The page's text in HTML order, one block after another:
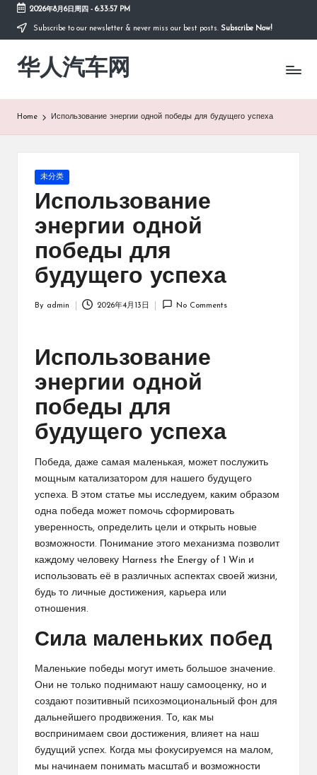
Skip
content
2026年8月6日周四 - 6:33:57 PM
Subscribe to our newsletter & never miss our best posts. Subscribe Now!
华人汽车网
Home Использование энергии одной победы для будущего успеха
Posted
未分类
Использование
энергии одной
победы для
будущего успеха
By admin 2026年4月13日 No Comments
Использование
энергии одной
победы для
будущего успеха
Победа, даже самая маленькая, может послужить
мощным катализатором для нашего будущего
успеха. В этом статье мы исследуем, каким образом
одна победа может помочь сформировать
уверенность, определить цели и открыть новые
возможности. Понимание этого механизма позволит
каждому человеку Harness the Energy of 1 Win и
использовать её в различных аспектах своей жизни,
будь то личные достижения, карьера или
отношения.
Сила маленьких побед
Маленькие победы могут иметь большое значение.
Они не только поднимают нашу самооценку, но и
создают позитивный психоэмоциональный фон для
дальнейшего продвижения. То, как мы
воспринимаем свои достижения, влияет на наш
будущий успех. Когда мы фокусируемся на малом,
мы начинаем понимать масштаб и возможности